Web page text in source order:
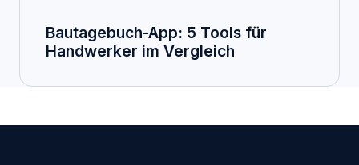
Bautagebuch-App: 5 Tools für
Handwerker im Vergleich